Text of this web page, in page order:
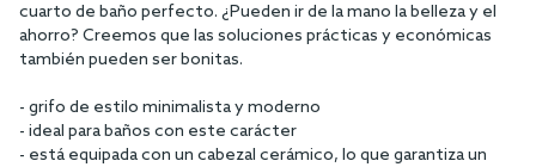
cuarto de baño perfecto. ¿Pueden ir de la mano la belleza y el
ahorro? Creemos que las soluciones prácticas y económicas
también pueden ser bonitas.
- grifo de estilo minimalista y moderno
- ideal para baños con este carácter
- está equipada con un cabezal cerámico, lo que garantiza un